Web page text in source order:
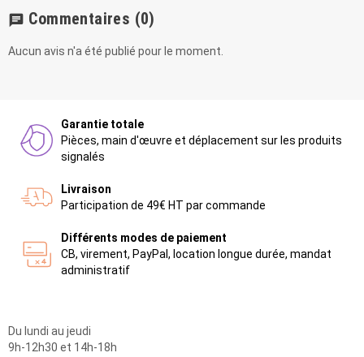
chat Commentaires (0)
Aucun avis n'a été publié pour le moment.
Garantie totale
Pièces, main d'œuvre et déplacement sur les produits
signalés
Livraison
Participation de 49€ HT par commande
Différents modes de paiement
CB, virement, PayPal, location longue durée, mandat
administratif
Du lundi au jeudi
9h-12h30 et 14h-18h